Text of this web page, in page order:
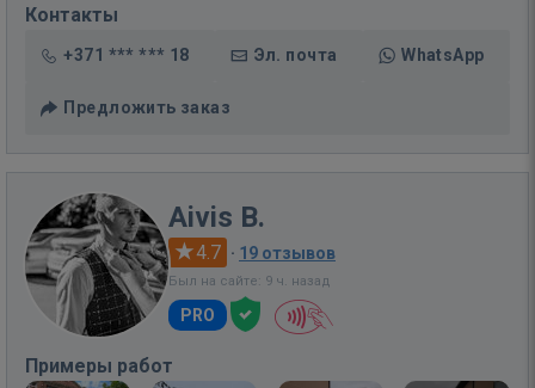
Контакты
+371 *** *** 18 Эл. почта WhatsApp
Предложить заказ
Aivis B.
4.7 · 19 отзывов
Был на сайте: 9 ч. назад
PRO
Примеры работ